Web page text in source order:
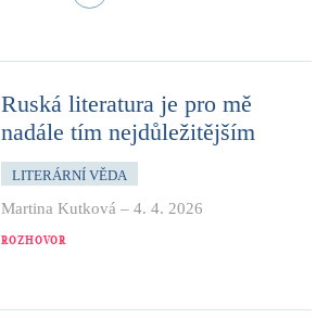
Ruská literatura je pro mě
nadále tím nejdůležitějším
LITERÁRNÍ VĚDA
Martina Kutková – 4. 4. 2026
ROZHOVOR